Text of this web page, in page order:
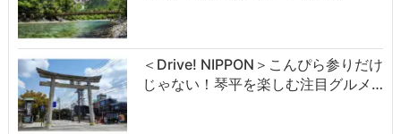
＜Drive! NIPPON＞こんぴら参りだけ
じゃない！琴平を楽しむ注目グルメ…